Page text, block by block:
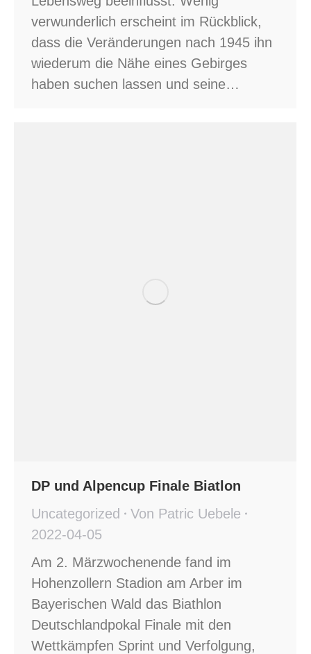
verwunderlich erscheint im Rückblick,
dass die Veränderungen nach 1945 ihn
wiederum die Nähe eines Gebirges
haben suchen lassen und seine…
DP und Alpencup Finale Biatlon
Uncategorized
Von Patric Uebele
2022-04-05
Am 2. Märzwochenende fand im
Hohenzollern Stadion am Arber im
Bayerischen Wald das Biathlon
Deutschlandpokal Finale mit den
Wettkämpfen Sprint und Verfolgung,